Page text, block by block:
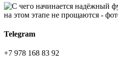
Telegram
+7 978 168 83 92